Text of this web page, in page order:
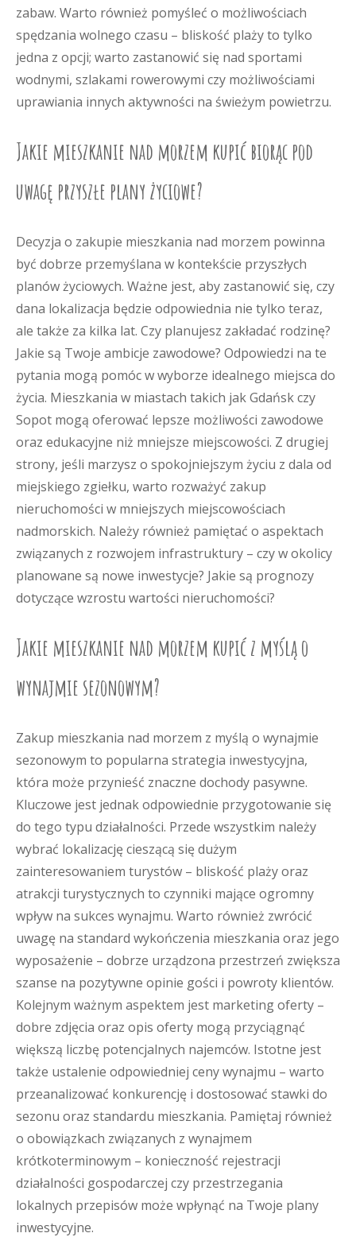
zabaw. Warto również pomyśleć o możliwościach
spędzania wolnego czasu – bliskość plaży to tylko
jedna z opcji; warto zastanowić się nad sportami
wodnymi, szlakami rowerowymi czy możliwościami
uprawiania innych aktywności na świeżym powietrzu.
Jakie mieszkanie nad morzem kupić biorąc pod
uwagę przyszłe plany życiowe?
Decyzja o zakupie mieszkania nad morzem powinna
być dobrze przemyślana w kontekście przyszłych
planów życiowych. Ważne jest, aby zastanowić się, czy
dana lokalizacja będzie odpowiednia nie tylko teraz,
ale także za kilka lat. Czy planujesz zakładać rodzinę?
Jakie są Twoje ambicje zawodowe? Odpowiedzi na te
pytania mogą pomóc w wyborze idealnego miejsca do
życia. Mieszkania w miastach takich jak Gdańsk czy
Sopot mogą oferować lepsze możliwości zawodowe
oraz edukacyjne niż mniejsze miejscowości. Z drugiej
strony, jeśli marzysz o spokojniejszym życiu z dala od
miejskiego zgiełku, warto rozważyć zakup
nieruchomości w mniejszych miejscowościach
nadmorskich. Należy również pamiętać o aspektach
związanych z rozwojem infrastruktury – czy w okolicy
planowane są nowe inwestycje? Jakie są prognozy
dotyczące wzrostu wartości nieruchomości?
Jakie mieszkanie nad morzem kupić z myślą o
wynajmie sezonowym?
Zakup mieszkania nad morzem z myślą o wynajmie
sezonowym to popularna strategia inwestycyjna,
która może przynieść znaczne dochody pasywne.
Kluczowe jest jednak odpowiednie przygotowanie się
do tego typu działalności. Przede wszystkim należy
wybrać lokalizację cieszącą się dużym
zainteresowaniem turystów – bliskość plaży oraz
atrakcji turystycznych to czynniki mające ogromny
wpływ na sukces wynajmu. Warto również zwrócić
uwagę na standard wykończenia mieszkania oraz jego
wyposażenie – dobrze urządzona przestrzeń zwiększa
szanse na pozytywne opinie gości i powroty klientów.
Kolejnym ważnym aspektem jest marketing oferty –
dobre zdjęcia oraz opis oferty mogą przyciągnąć
większą liczbę potencjalnych najemców. Istotne jest
także ustalenie odpowiedniej ceny wynajmu – warto
przeanalizować konkurencję i dostosować stawki do
sezonu oraz standardu mieszkania. Pamiętaj również
o obowiązkach związanych z wynajmem
krótkoterminowym – konieczność rejestracji
działalności gospodarczej czy przestrzegania
lokalnych przepisów może wpłynąć na Twoje plany
inwestycyjne.